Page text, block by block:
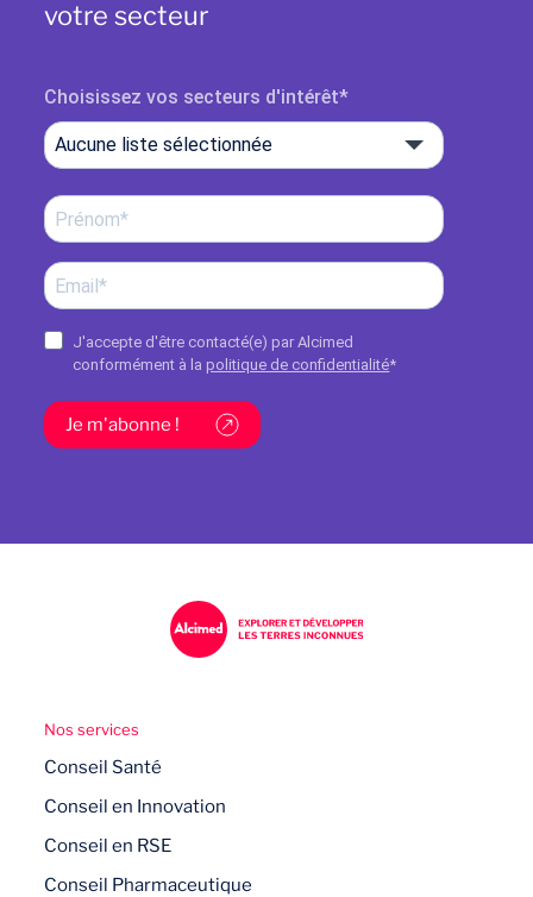
votre secteur
Choisissez vos secteurs d'intérêt
Aucune liste sélectionnée
J'accepte d'être contacté(e) par Alcimed
conformément à la politique de confidentialité*
Je m'abonne !
Nos services
Conseil Santé
Conseil en Innovation
Conseil en RSE
Conseil Pharmaceutique